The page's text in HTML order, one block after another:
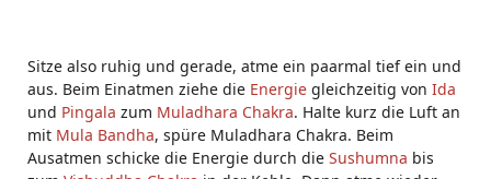
Sitze also ruhig und gerade, atme ein paarmal tief ein und
aus. Beim Einatmen ziehe die Energie gleichzeitig von Ida
und Pingala zum Muladhara Chakra. Halte kurz die Luft an
mit Mula Bandha, spüre Muladhara Chakra. Beim
Ausatmen schicke die Energie durch die Sushumna bis